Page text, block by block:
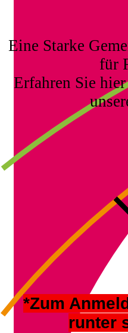
Eine Starke
für
Erfahren Sie
*Zum
runter